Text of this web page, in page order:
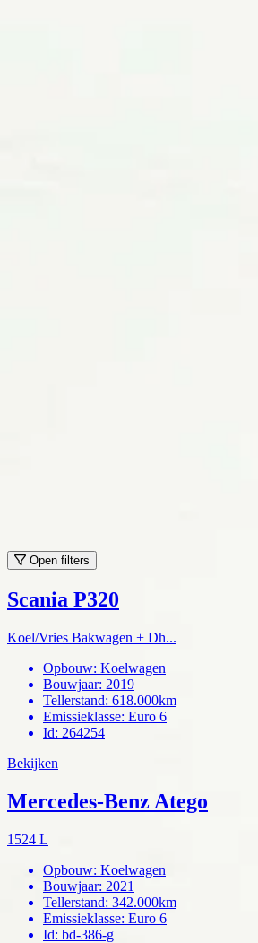
Open filters
Scania P320
Koel/Vries Bakwagen + Dh...
Opbouw: Koelwagen
Bouwjaar: 2019
Tellerstand: 618.000km
Emissieklasse: Euro 6
Id: 264254
Bekijken
Mercedes-Benz Atego
1524 L
Opbouw: Koelwagen
Bouwjaar: 2021
Tellerstand: 342.000km
Emissieklasse: Euro 6
Id: bd-386-g